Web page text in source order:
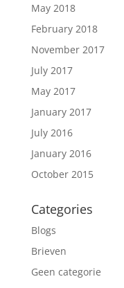
May 2018
February 2018
November 2017
July 2017
May 2017
January 2017
July 2016
January 2016
October 2015
Categories
Blogs
Brieven
Geen categorie